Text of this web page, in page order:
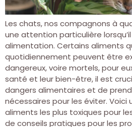
Les chats, nos compagnons à
une attention particulière
alimentation. Certains aliments
quotidiennement peuvent être
dangereux, voire mortels, pour
santé et leur bien-être, il est
dangers alimentaires et de
nécessaires pour les éviter. Voici
aliments les plus toxiques pour
de conseils pratiques pour les